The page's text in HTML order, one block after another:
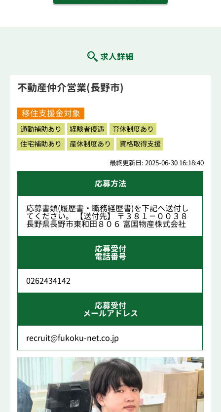
求人詳細
不動産仲介営業(長野市)
移住支援金対象
通勤補助あり 経験者優遇
育休制度あり
住宅補助あり
産休制度あり 資格取得支援
最終更新日: 2025-06-30 16:18:40
応募方法
応募書類(履歴書・職務経歴書)を下記へ送付し
てください。 【送付先】 〒３８１－００３８
長野県長野市東和田８０６ 富国物産株式会社
応募受付
電話番号
0262434142
応募受付
メールアドレス
recruit@fukoku-net.co.jp